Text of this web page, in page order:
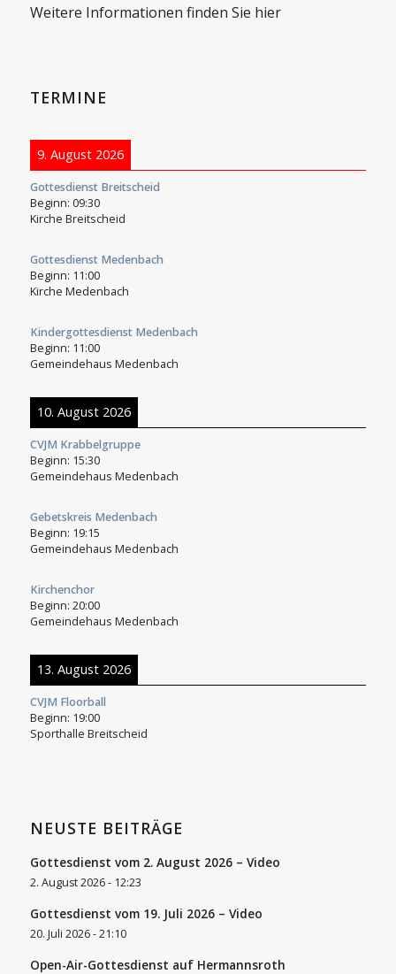
Weitere Informationen finden Sie hier
TERMINE
9. August 2026
Gottesdienst Breitscheid
Beginn: 09:30
Kirche Breitscheid
Gottesdienst Medenbach
Beginn: 11:00
Kirche Medenbach
Kindergottesdienst Medenbach
Beginn: 11:00
Gemeindehaus Medenbach
10. August 2026
CVJM Krabbelgruppe
Beginn: 15:30
Gemeindehaus Medenbach
Gebetskreis Medenbach
Beginn: 19:15
Gemeindehaus Medenbach
Kirchenchor
Beginn: 20:00
Gemeindehaus Medenbach
13. August 2026
CVJM Floorball
Beginn: 19:00
Sporthalle Breitscheid
NEUSTE BEITRÄGE
Gottesdienst vom 2. August 2026 – Video
2. August 2026 - 12:23
Gottesdienst vom 19. Juli 2026 – Video
20. Juli 2026 - 21:10
Open-Air-Gottesdienst auf Hermannsroth